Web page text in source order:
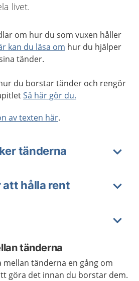
livet.
om hur du som vuxen håller
kan du läsa om hur du hjälper
tänder.
du borstar tänder och rengör
Så här gör du.
av texten här.
tänderna
att hålla rent
tänderna
tänderna en gång om
göra det innan du borstar dem.